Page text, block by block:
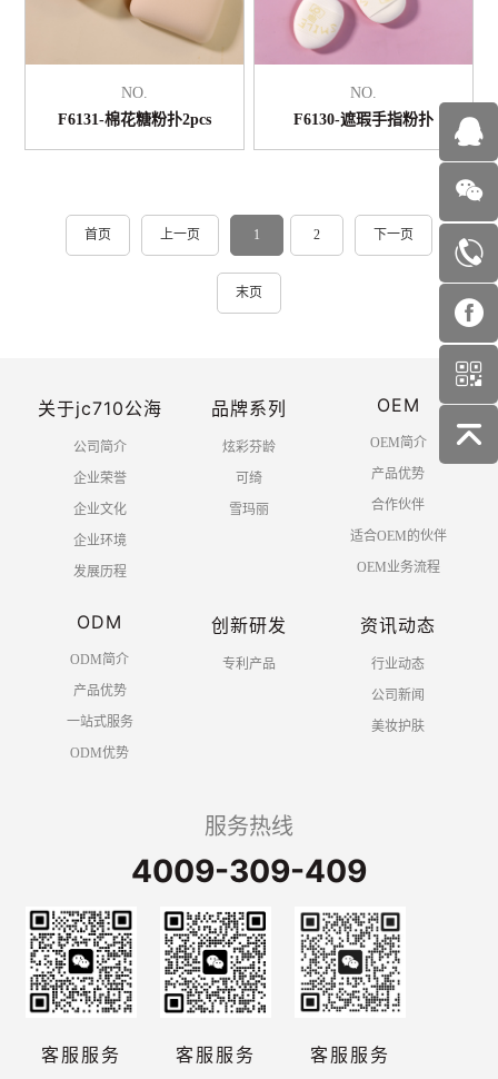
NO.
F6131-棉花糖粉扑2pcs
NO.
F6130-遮瑕手指粉扑
首页 上一页 1 2 下一页
末页
关于jc710公海
公司简介
企业荣誉
企业文化
企业环境
发展历程
品牌系列
炫彩芬龄
可绮
雪玛丽
OEM
OEM简介
产品优势
合作伙伴
适合OEM的伙伴
OEM业务流程
ODM
ODM简介
产品优势
一站式服务
ODM优势
创新研发
专利产品
资讯动态
行业动态
公司新闻
美妆护肤
服务热线
4009-309-409
客服服务 客服服务 客服服务